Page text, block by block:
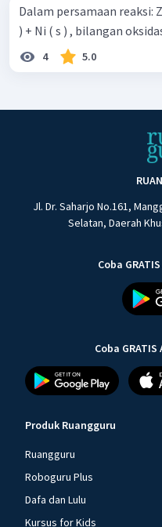
Dalam persamaan reaksi: Zn ( s ) + NiCl 2 ​ ( s ) → ZnCl 2 ​ ( a q
) + Ni ( s ) , bilangan
4 5.0
Jl. Dr. Saharjo No.161,
Selatan, Daerah
Coba
Coba
Produk Ruangguru
Ruangguru
Roboguru Plus
Dafa dan Lulu
Kursus for Kids